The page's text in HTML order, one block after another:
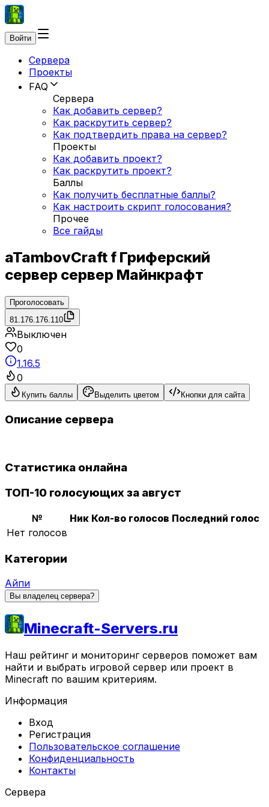
Войти
Сервера
Проекты
FAQ
Сервера
Как добавить сервер?
Как раскрутить сервер?
Как подтвердить права на сервер?
Проекты
Как добавить проект?
Как раскрутить проект?
Баллы
Как получить бесплатные баллы?
Как настроить скрипт голосования?
Прочее
Все гайды
aTambovCraft f Гриферский
сервер сервер Майнкрафт
Проголосовать
81.176.176.110
Выключен
0
1.16.5
0
Купить баллы Выделить цветом Кнопки для сайта
Описание сервера
Статистика онлайна
ТОП-10 голосующих за август
№ Ник Кол-во голосов Последний голос
Нет голосов
Категории
Айпи
Вы владелец сервера?
Minecraft-Servers.ru
Наш рейтинг и мониторинг серверов поможет вам
найти и выбрать игровой сервер или проект в
Minecraft по вашим критериям.
Информация
Вход
Регистрация
Пользовательское соглашение
Конфиденциальность
Контакты
Сервера